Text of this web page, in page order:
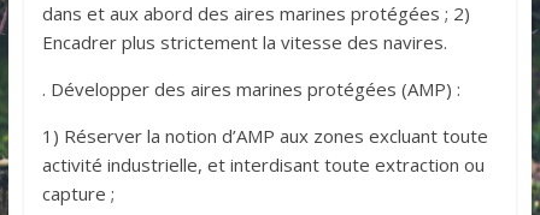
dans et aux abord des aires marines protégées ; 2)
Encadrer plus strictement la vitesse des navires.
. Développer des aires marines protégées (AMP) :
1) Réserver la notion d’AMP aux zones excluant toute
activité industrielle, et interdisant toute extraction ou
capture ;